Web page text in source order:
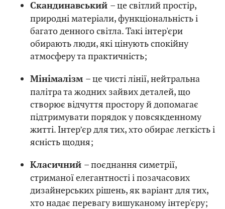
Скандинавський – це світлий простір,
природні матеріали, функціональність і
багато денного світла. Такі інтер'єри
обирають люди, які цінують спокійну
атмосферу та практичність;
Мінімалізм – це чисті лінії, нейтральна
палітра та жодних зайвих деталей, що
створює відчуття простору й допомагає
підтримувати порядок у повсякденному
житті. Інтер’єр для тих, хто обирає легкість і
ясність щодня;
Класичний – поєднання симетрії,
стриманої елегантності і позачасових
дизайнерських рішень, як варіант для тих,
хто надає перевагу вишуканому інтер'єру;